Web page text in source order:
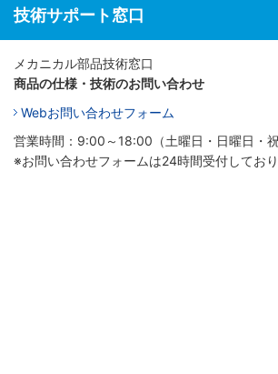
技術サポート窓口
メカニカル部品技術窓口
商品の仕様・技術のお問い合わせ
Webお問い合わせフォーム
営業時間：9:00～18:00（土曜日・日曜日・祝
※お問い合わせフォームは24時間受付しており